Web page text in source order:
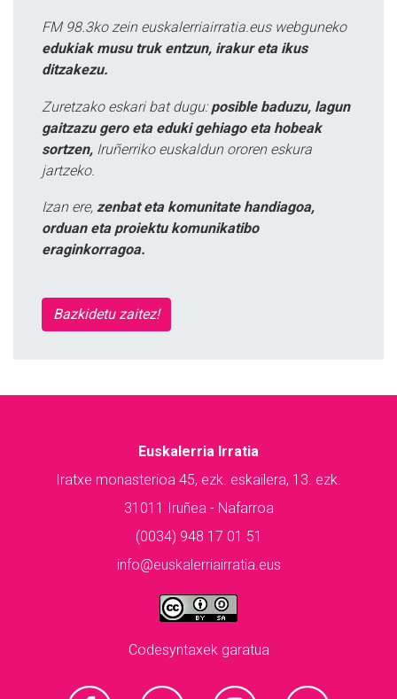
FM 98.3ko zein euskalerriairratia.eus webguneko
edukiak musu truk entzun, irakur eta ikus
ditzakezu.
Zuretzako eskari bat dugu: posible baduzu, lagun
gaitzazu gero eta eduki gehiago eta hobeak
sortzen, Iruñerriko euskaldun ororen eskura
jartzeko.
Izan ere, zenbat eta komunitate handiagoa,
orduan eta proiektu komunikatibo
eraginkorragoa.
Bazkidetu zaitez!
Euskalerria Irratia
Iratxe monasterioa 45, ezk. eskailera, 13. ezk.
31011 Iruñea - Nafarroa
(0034) 948 17 01 51
info@euskalerriairratia.eus
Codesyntaxek garatua